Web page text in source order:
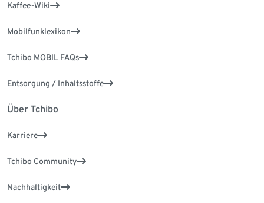
Kaffee-Wiki
Mobilfunklexikon
Tchibo MOBIL FAQs
Entsorgung / Inhaltsstoffe
Über Tchibo
Karriere
Tchibo Community
Nachhaltigkeit